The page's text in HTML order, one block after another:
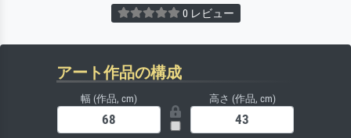
0 レビュー
アート作品の構成
幅 (作品, cm) 高さ (作品, cm)